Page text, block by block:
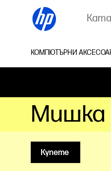
КОМПЮТЪРНИ
Мишка
Купете